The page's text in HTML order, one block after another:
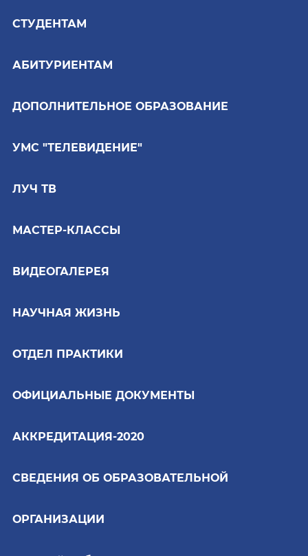
СТУДЕНТАМ
АБИТУРИЕНТАМ
ДОПОЛНИТЕЛЬНОЕ ОБРАЗОВАНИЕ
УМС "ТЕЛЕВИДЕНИЕ"
ЛУЧ ТВ
МАСТЕР-КЛАССЫ
ВИДЕОГАЛЕРЕЯ
НАУЧНАЯ ЖИЗНЬ
ОТДЕЛ ПРАКТИКИ
ОФИЦИАЛЬНЫЕ ДОКУМЕНТЫ
АККРЕДИТАЦИЯ-2020
СВЕДЕНИЯ ОБ ОБРАЗОВАТЕЛЬНОЙ
ОРГАНИЗАЦИИ